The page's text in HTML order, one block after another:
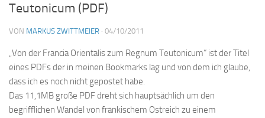
Teutonicum (PDF)
VON MARKUS ZWITTMEIER · 04/10/2011
„Von der Francia Orientalis zum Regnum Teutonicum“ ist der Titel
eines PDFs der in meinen Bookmarks lag und von dem ich glaube,
dass ich es noch nicht gepostet habe.
Das 11,1MB große PDF dreht sich hauptsächlich um den
begrifflichen Wandel von fränkischem Ostreich zu einem